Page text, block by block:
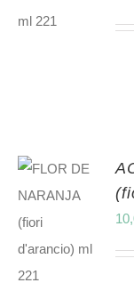
AGGIUNGI